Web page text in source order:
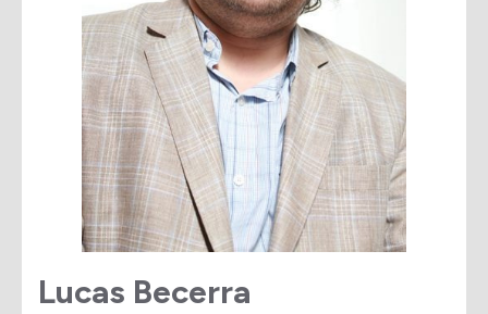
Lucas Becerra